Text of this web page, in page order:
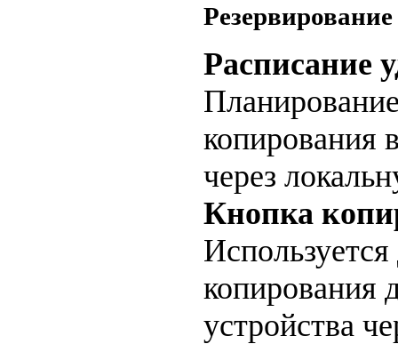
Резервирование
Расписание
копирования
через
Кнопка
копирования
устройства